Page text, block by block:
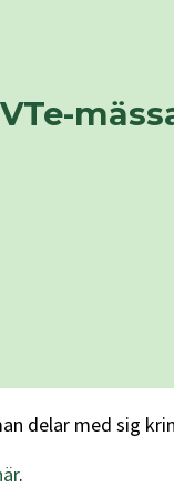
delar med sig
.